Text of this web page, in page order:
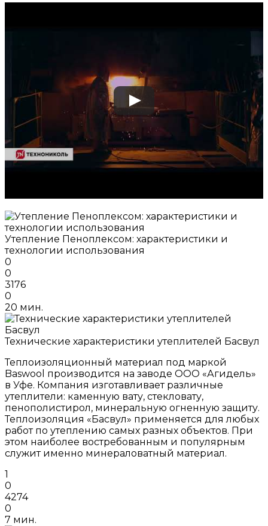
Утепление Пеноплексом: характеристики и
технологии использования
0
0
3176
0
20 мин.
Технические характеристики утеплителей Басвул
Теплоизоляционный материал под маркой
Baswool производится на заводе ООО «Агидель»
в Уфе. Компания изготавливает различные
утеплители: каменную вату, стекловату,
пенополистирол, минеральную огненную защиту.
Теплоизоляция «Басвул» применяется для любых
работ по утеплению самых разных объектов. При
этом наиболее востребованным и популярным
служит именно минераловатный материал.
1
0
4274
0
7 мин.